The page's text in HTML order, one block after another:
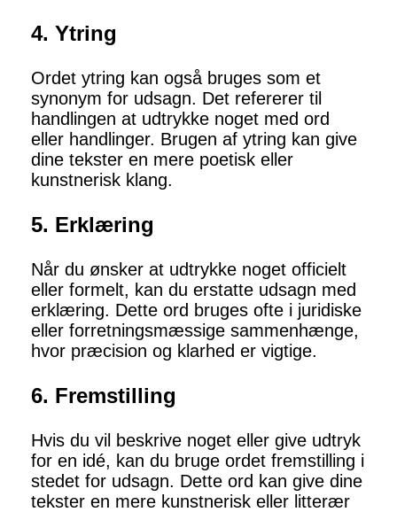
4. Ytring
Ordet ytring kan også bruges som et
synonym for udsagn. Det refererer til
handlingen at udtrykke noget med ord
eller handlinger. Brugen af ytring kan give
dine tekster en mere poetisk eller
kunstnerisk klang.
5. Erklæring
Når du ønsker at udtrykke noget officielt
eller formelt, kan du erstatte udsagn med
erklæring. Dette ord bruges ofte i juridiske
eller forretningsmæssige sammenhænge,
hvor præcision og klarhed er vigtige.
6. Fremstilling
Hvis du vil beskrive noget eller give udtryk
for en idé, kan du bruge ordet fremstilling i
stedet for udsagn. Dette ord kan give dine
tekster en mere kunstnerisk eller litterær